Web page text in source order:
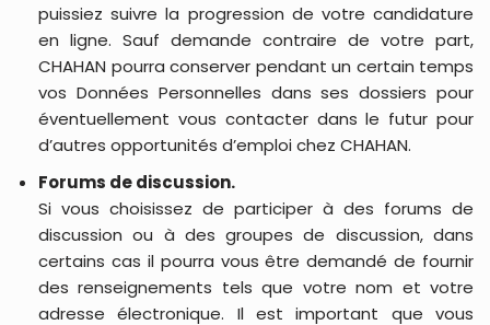
puissiez suivre la progression de votre candidature
en ligne. Sauf demande contraire de votre part,
CHAHAN pourra conserver pendant un certain temps
vos Données Personnelles dans ses dossiers pour
éventuellement vous contacter dans le futur pour
d’autres opportunités d’emploi chez CHAHAN.
Forums de discussion.
Si vous choisissez de participer à des forums de
discussion ou à des groupes de discussion, dans
certains cas il pourra vous être demandé de fournir
des renseignements tels que votre nom et votre
adresse électronique. Il est important que vous